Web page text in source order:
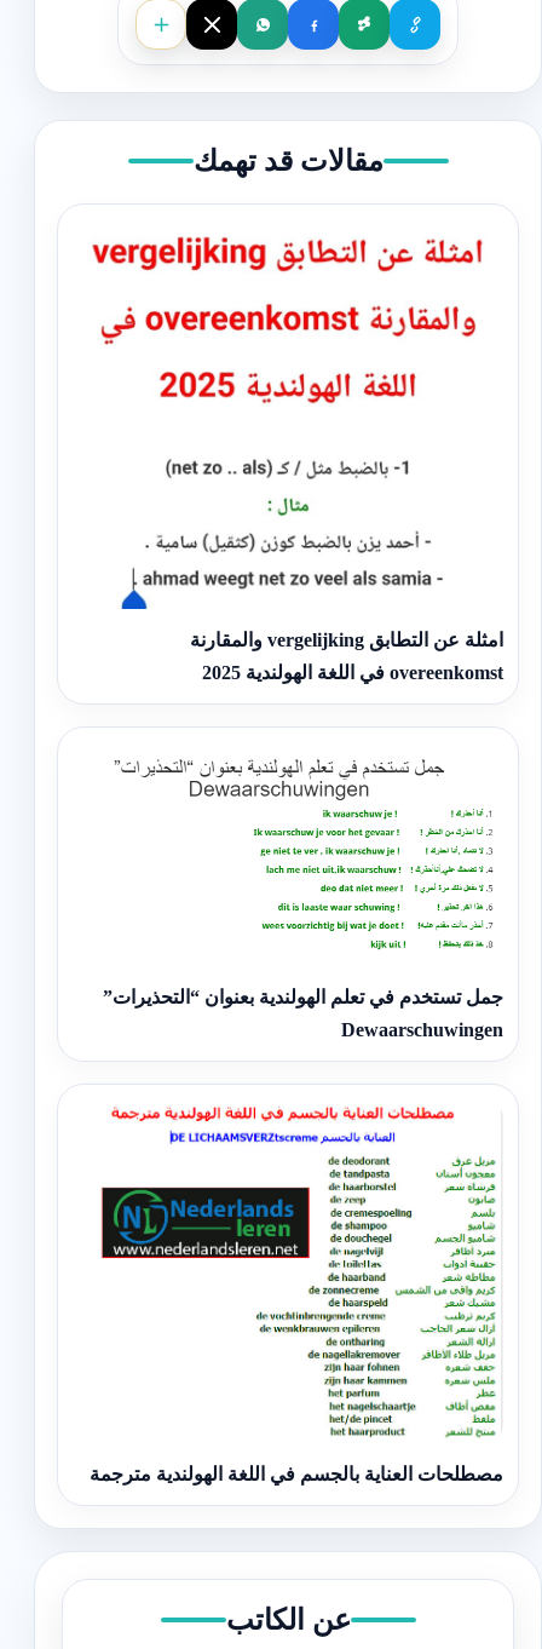
مقالات قد تهمك
امثلة عن التطابق vergelijking والمقارنة
overeenkomst في اللغة الهولندية 2025
جمل تستخدم في تعلم الهولندية بعنوان “التحذيرات”
Dewaarschuwingen
مصطلحات العناية بالجسم في اللغة الهولندية مترجمة
عن الكاتب